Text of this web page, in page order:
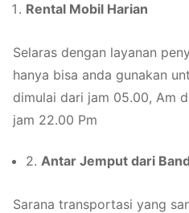
Rental Mobil Harian
Selaras dengan layanan
hanya bisa anda gunakan
dimulai dari jam 05.00, Am
jam 22.00 Pm
2. Antar Jemput dari
Sarana transportasi yang